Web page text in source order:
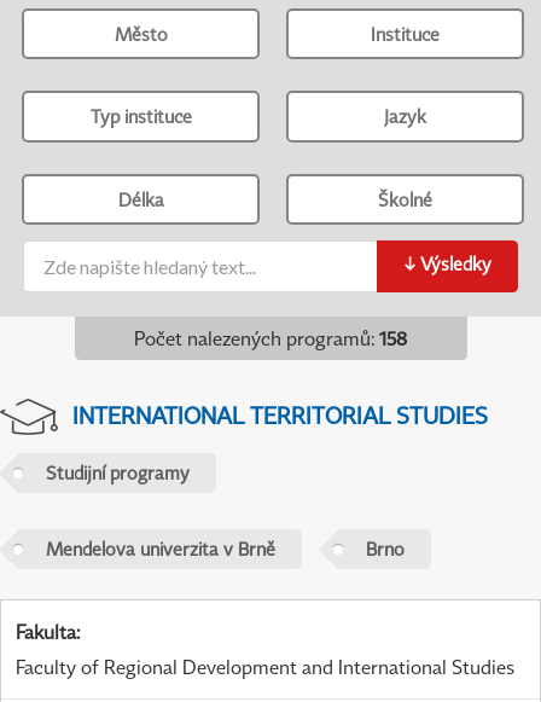
Město Instituce
Typ instituce Jazyk
Délka Školné
↓ Výsledky
Počet nalezených programů: 158
INTERNATIONAL TERRITORIAL STUDIES
Studijní programy
Mendelova univerzita v Brně Brno
Fakulta:
Faculty of Regional Development and International Studies